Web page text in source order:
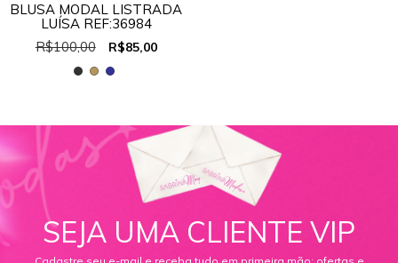
BLUSA MODAL LISTRADA
LUÍSA REF:36984
R$100,00
R$85,00
SEJA UMA CLIENTE VIP